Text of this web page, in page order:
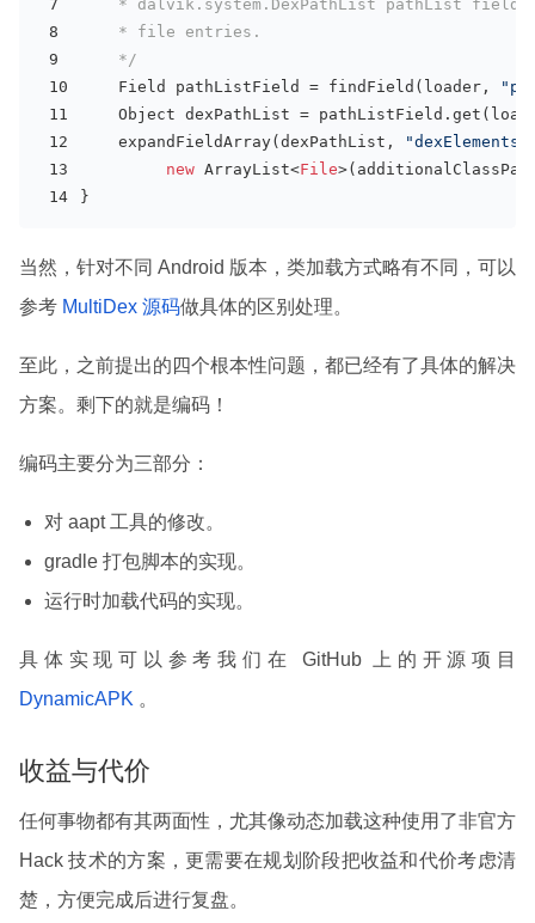
* dalvik.system.DexPathList pathList field
    * file entries.
    */
    Field pathListField = findField(loader,
Object dexPathList =
    expandFieldArray(dexPathList,
"dexElements"
new ArrayList<File
}
当然，针对不同 Android 版本，类加载方式略有不同，可以
参考 MultiDex 源码做具体的区别处理。
至此，之前提出的四个根本性问题，都已经有了具体的解决
方案。剩下的就是编码！
编码主要分为三部分：
对 aapt 工具的修改。
gradle 打包脚本的实现。
运行时加载代码的实现。
具体实现可以参考我们在 GitHub 上的开源项目
DynamicAPK 。
收益与代价
任何事物都有其两面性，尤其像动态加载这种使用了非官方
Hack 技术的方案，更需要在规划阶段把收益和代价考虑清
楚，方便完成后进行复盘。